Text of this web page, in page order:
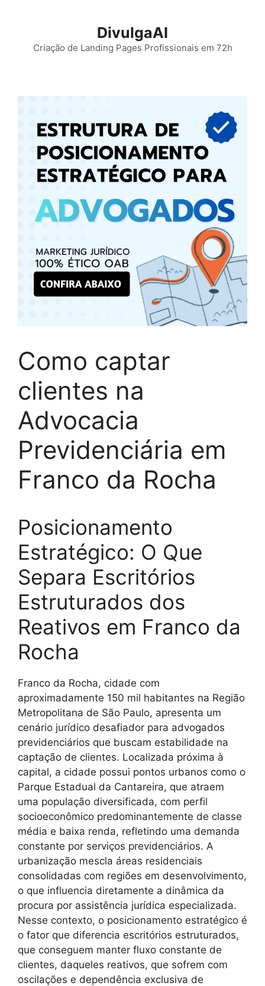
conteúdo
DivulgaAI
Criação de Landing Pages Profissionais em 72h
Como captar
clientes na
Advocacia
Previdenciária em
Franco da Rocha
Posicionamento
Estratégico: O Que
Separa Escritórios
Estruturados dos
Reativos em Franco da
Rocha
Franco da Rocha, cidade com
aproximadamente 150 mil habitantes na Região
Metropolitana de São Paulo, apresenta um
cenário jurídico desafiador para advogados
previdenciários que buscam estabilidade na
captação de clientes. Localizada próxima à
capital, a cidade possui pontos urbanos como o
Parque Estadual da Cantareira, que atraem
uma população diversificada, com perfil
socioeconômico predominantemente de classe
média e baixa renda, refletindo uma demanda
constante por serviços previdenciários. A
urbanização mescla áreas residenciais
consolidadas com regiões em desenvolvimento,
o que influencia diretamente a dinâmica da
procura por assistência jurídica especializada.
Nesse contexto, o posicionamento estratégico é
o fator que diferencia escritórios estruturados,
que conseguem manter fluxo constante de
clientes, daqueles reativos, que sofrem com
oscilações e dependência exclusiva de